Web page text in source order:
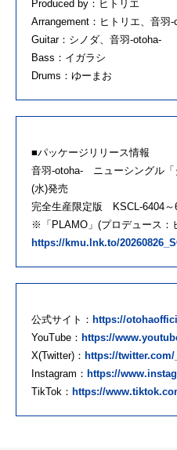
Produced by：ヒトリエ
Arrangement：ヒトリエ、音羽-
Guitar：シノダ、音羽-otoha-
Bass：イガラシ
Drums：ゆーまお
■パッケージリリース情報
音羽-otoha- ニューシングル「
(水)発売
完全生産限定版 KSCL-6404
※「PLAMO」(プロデュース：
https://kmu.lnk.to/
公式サイト： https://
YouTube： https://
X(Twitter)： https://twitter.com/
Instagram： https://
TikTok： https://